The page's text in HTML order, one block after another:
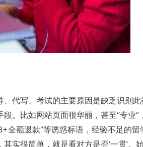
代写、考试的主要原因是缺乏识别
。比如网站页面很华丽，甚至“专业”
全额退款”等诱惑标语，经验不足的留
实很简单，就是看对方是否‘一贯’。